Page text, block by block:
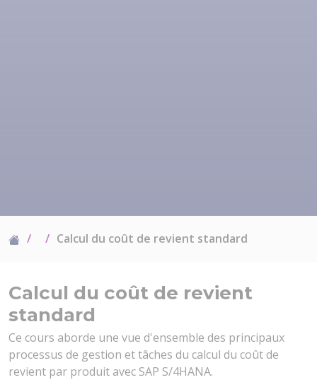
Calcul du coût de revient standard
Calcul du coût de revient
standard
Ce cours aborde une vue d'ensemble des principaux
processus de gestion et tâches du calcul du coût de
revient par produit avec SAP S/4HANA.